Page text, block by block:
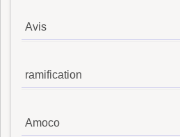
Avis
ramification
Amoco